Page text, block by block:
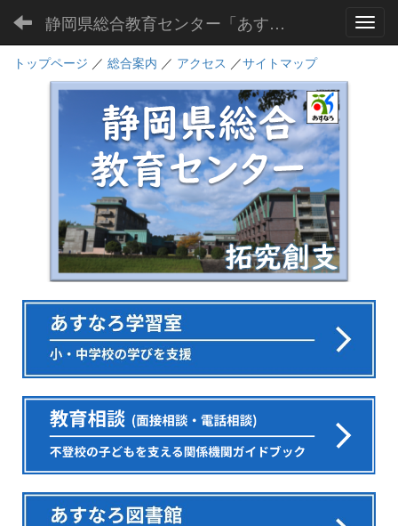
静岡県総合教育センター「あすなろ」
トップページ ／ 総合案内 ／ アクセス ／サイトマップ